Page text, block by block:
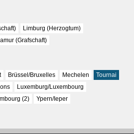
- 1654
Limburg (Herzogtum)
(Grafschaft)
Brüssel/Bruxelles Mechelen
Tournai
Luxemburg/Luxembourg
(2)
Ypern/Ieper